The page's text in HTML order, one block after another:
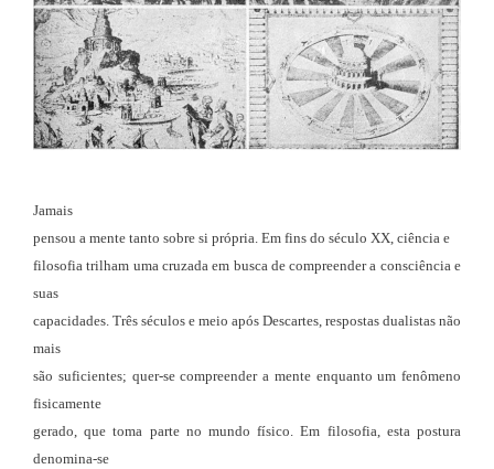
Jamais
pensou a mente tanto sobre si própria. Em fins do século XX, ciência e
filosofia trilham uma cruzada em busca de compreender a consciência e
suas
capacidades. Três séculos e meio após Descartes, respostas dualistas não
mais
são suficientes; quer-se compreender a mente enquanto um fenômeno
fisicamente
gerado, que toma parte no mundo físico. Em filosofia, esta postura
denomina-se